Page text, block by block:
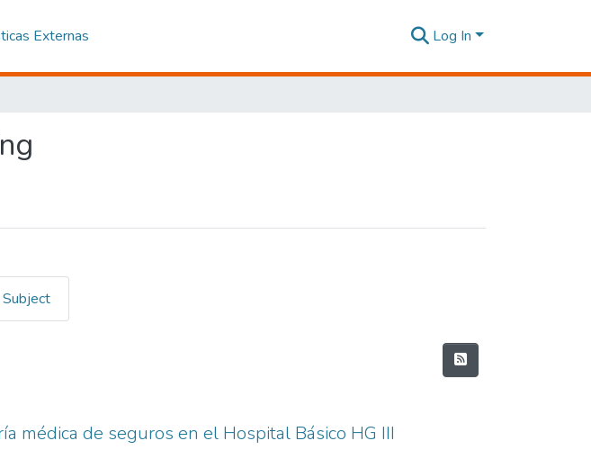
Externas Log In
médica de seguros en el Hospital Básico HG III